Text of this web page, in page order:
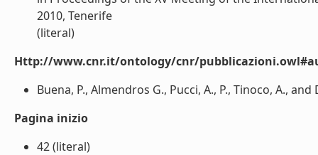
2010, Tenerife
(literal)
Http://www.cnr.it/ontology/cnr/
Buena, P., Almendros G., Pucci, A., P., Tinoco, A., and
Pagina inizio
42 (literal)